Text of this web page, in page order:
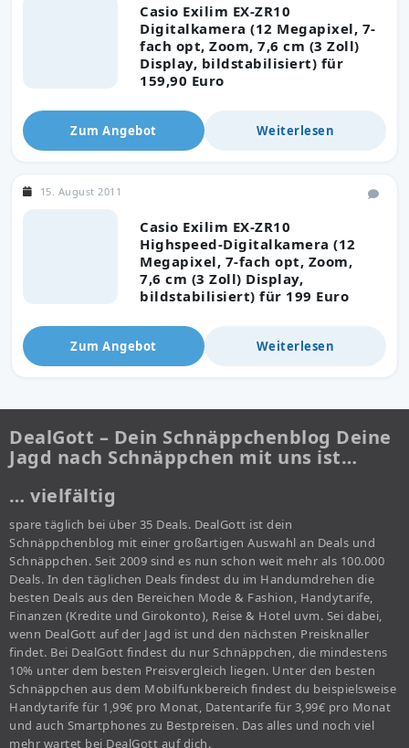
Casio Exilim EX-ZR10
Digitalkamera (12 Megapixel, 7-
fach opt, Zoom, 7,6 cm (3 Zoll)
Display, bildstabilisiert) für
159,90 Euro
Zum Angebot Weiterlesen
Casio Exilim EX-ZR10
Highspeed-Digitalkamera (12
Megapixel, 7-fach opt, Zoom,
7,6 cm (3 Zoll) Display,
bildstabilisiert) für 199 Euro
15. August 2011
Zum Angebot Weiterlesen
DealGott – Dein Schnäppchenblog Deine
Jagd nach Schnäppchen mit uns ist…
… vielfältig
spare täglich bei über 35 Deals. DealGott ist dein
Schnäppchenblog mit einer großartigen Auswahl an Deals und
Schnäppchen. Seit 2009 sind es nun schon weit mehr als 100.000
Deals. In den täglichen Deals findest du im Handumdrehen die
besten Deals aus den Bereichen Mode & Fashion, Handytarife,
Finanzen (Kredite und Girokonto), Reise & Hotel uvm. Sei dabei,
wenn DealGott auf der Jagd ist und den nächsten Preisknaller
findet. Bei DealGott findest du nur Schnäppchen, die mindestens
10% unter dem besten Preisvergleich liegen. Unter den besten
Schnäppchen aus dem Mobilfunkbereich findest du beispielsweise
Handytarife für 1,99€ pro Monat, Datentarife für 3,99€ pro Monat
und auch Smartphones zu Bestpreisen. Das alles und noch viel
mehr wartet bei DealGott auf dich.